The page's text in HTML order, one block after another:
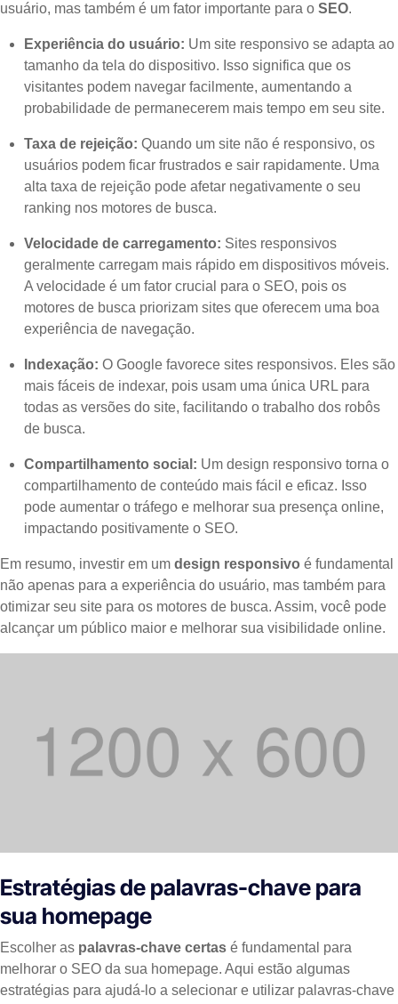
usuário, mas também é um fator importante para o SEO.
Experiência do usuário: Um site responsivo se adapta ao
tamanho da tela do dispositivo. Isso significa que os
visitantes podem navegar facilmente, aumentando a
probabilidade de permanecerem mais tempo em seu site.
Taxa de rejeição: Quando um site não é responsivo, os
usuários podem ficar frustrados e sair rapidamente. Uma
alta taxa de rejeição pode afetar negativamente o seu
ranking nos motores de busca.
Velocidade de carregamento: Sites responsivos
geralmente carregam mais rápido em dispositivos móveis.
A velocidade é um fator crucial para o SEO, pois os
motores de busca priorizam sites que oferecem uma boa
experiência de navegação.
Indexação: O Google favorece sites responsivos. Eles são
mais fáceis de indexar, pois usam uma única URL para
todas as versões do site, facilitando o trabalho dos robôs
de busca.
Compartilhamento social: Um design responsivo torna o
compartilhamento de conteúdo mais fácil e eficaz. Isso
pode aumentar o tráfego e melhorar sua presença online,
impactando positivamente o SEO.
Em resumo, investir em um design responsivo é fundamental
não apenas para a experiência do usuário, mas também para
otimizar seu site para os motores de busca. Assim, você pode
alcançar um público maior e melhorar sua visibilidade online.
Estratégias de palavras-chave para
sua homepage
Escolher as palavras-chave certas é fundamental para
melhorar o SEO da sua homepage. Aqui estão algumas
estratégias para ajudá-lo a selecionar e utilizar palavras-chave